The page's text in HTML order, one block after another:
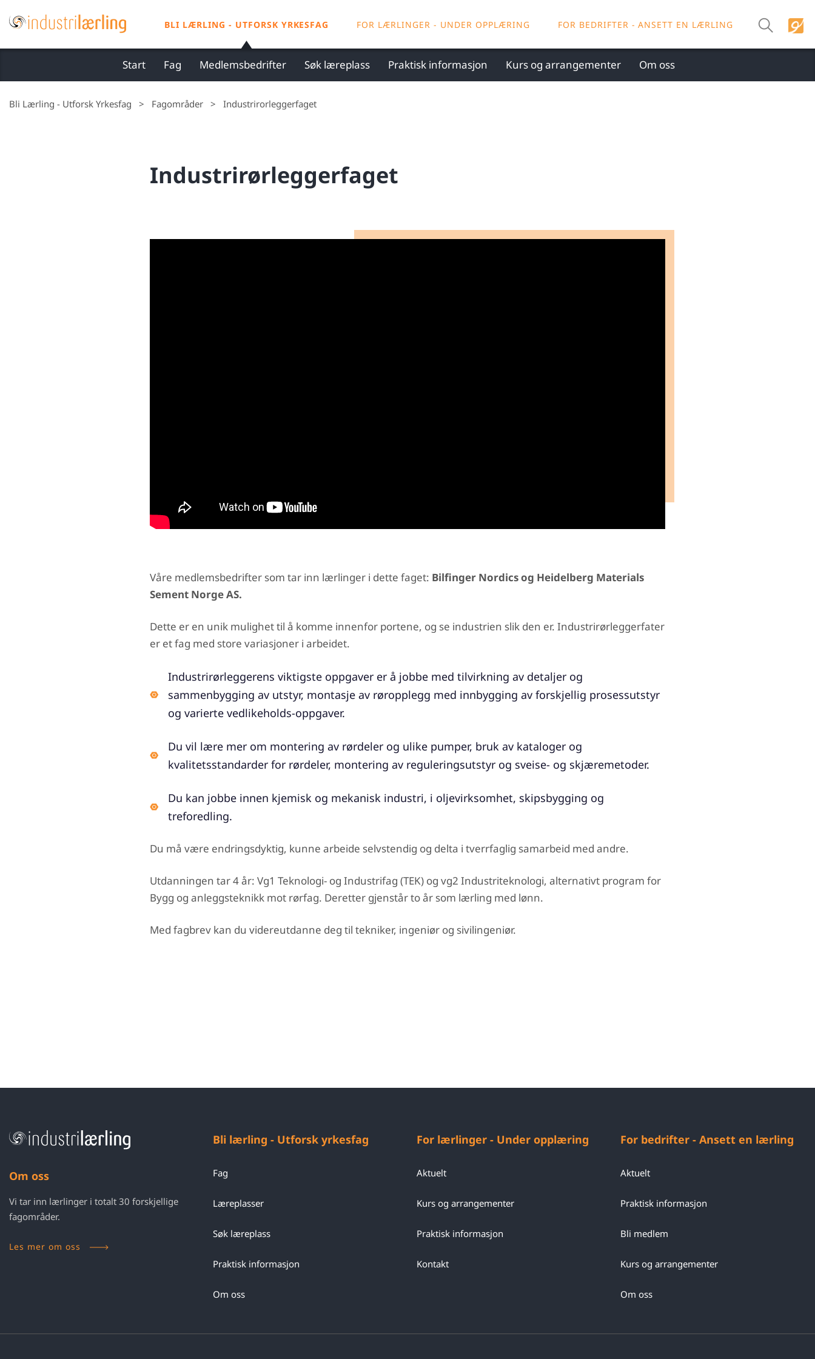
BLI LÆRLING - UTFORSK YRKESFAG FOR LÆRLINGER - UNDER OPPLÆRING FOR BEDRIFTER - ANSETT EN LÆRLING
Start Fag Medlemsbedrifter Søk læreplass Praktisk informasjon Kurs og arrangementer Om oss
Bli Lærling - Utforsk Yrkesfag > Fagområder > Industrirorleggerfaget
Industrirørleggerfaget
Våre medlemsbedrifter som tar inn lærlinger i dette faget: Bilfinger Nordics og Heidelberg Materials
Sement Norge AS.
Dette er en unik mulighet til å komme innenfor portene, og se industrien slik den er. Industrirørleggerfater
er et fag med store variasjoner i arbeidet.
Industrirørleggerens viktigste oppgaver er å jobbe med tilvirkning av detaljer og
sammenbygging av utstyr, montasje av røropplegg med innbygging av forskjellig prosessutstyr
og varierte vedlikeholds-oppgaver.
Du vil lære mer om montering av rørdeler og ulike pumper, bruk av kataloger og
kvalitetsstandarder for rørdeler, montering av reguleringsutstyr og sveise- og skjæremetoder.
Du kan jobbe innen kjemisk og mekanisk industri, i oljevirksomhet, skipsbygging og
treforedling.
Du må være endringsdyktig, kunne arbeide selvstendig og delta i tverrfaglig samarbeid med andre.
Utdanningen tar 4 år: Vg1 Teknologi- og Industrifag (TEK) og vg2 Industriteknologi, alternativt program for
Bygg og anleggsteknikk mot rørfag. Deretter gjenstår to år som lærling med lønn.
Med fagbrev kan du videreutdanne deg til tekniker, ingeniør og sivilingeniør.
Om oss
Vi tar inn lærlinger i totalt 30 forskjellige
fagområder.
Les mer om oss
Bli lærling - Utforsk yrkesfag
Fag
Læreplasser
Søk læreplass
Praktisk informasjon
Om oss
For lærlinger - Under opplæring
Aktuelt
Kurs og arrangementer
Praktisk informasjon
Kontakt
For bedrifter - Ansett en lærling
Aktuelt
Praktisk informasjon
Bli medlem
Kurs og arrangementer
Om oss